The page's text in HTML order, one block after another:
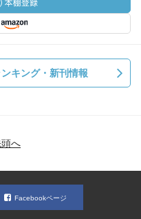
キング・新刊情報
へ
Facebookページ